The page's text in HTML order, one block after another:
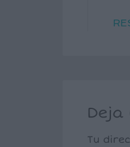
Tu